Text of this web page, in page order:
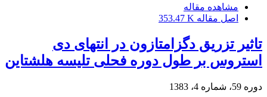
مشاهده مقاله
اصل مقاله 353.47 K
تاثیر تزریق دگزامتازون در انتهای دی
استروس بر طول دوره فحلی تلیسه هلشتاین
دوره 59، شماره 4، 1383